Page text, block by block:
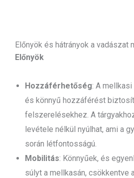
Előnyök és hátrányok a vadászat
Előnyök
Hozzáférhetőség: A
és könnyű hozzáférést
felszerelésekhez. A
levétele nélkül nyúlhat, ami a
során létfontosságú.
Mobilitás: Könnyűek, és
súlyt a mellkasán, csökkentve